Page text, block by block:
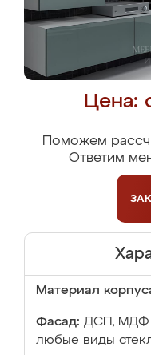
Цена:
Поможем
Ответим
Материал
Фасад: ДСП, МДФ
любые виды